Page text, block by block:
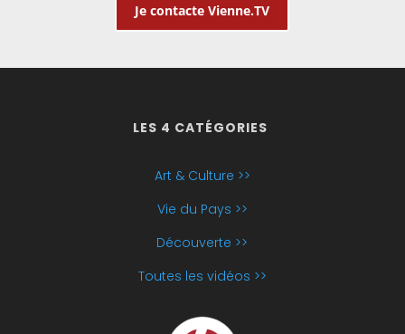
Je contacte Vienne.TV
LES 4 CATÉGORIES
Art & Culture >>
Vie du Pays >>
Découverte >>
Toutes les vidéos >>